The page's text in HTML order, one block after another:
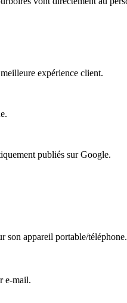
expérience client.
publiés sur Google.
son appareil portable/téléphone.
e-mail.